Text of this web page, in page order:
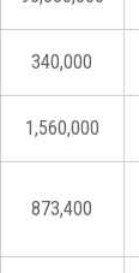
340,000
1,560,000
873,400